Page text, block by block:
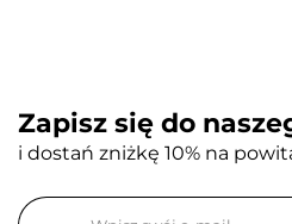
Zapisz się do
i dostań zniżkę 10% na